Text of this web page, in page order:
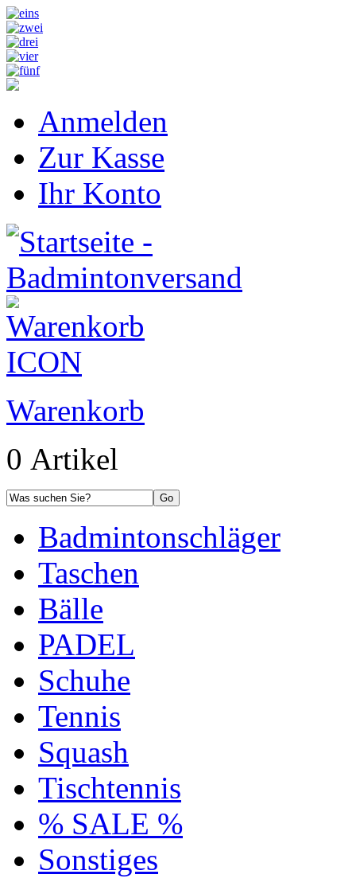
Anmelden
Zur Kasse
Ihr Konto
Warenkorb
0 Artikel
Badmintonschläger
Taschen
Bälle
PADEL
Schuhe
Tennis
Squash
Tischtennis
% SALE %
Sonstiges